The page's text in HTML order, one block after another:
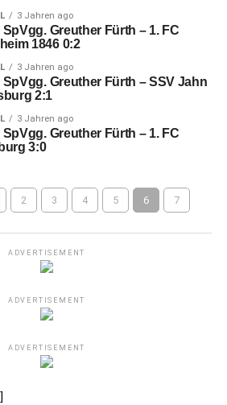
3 Jahren ago
SpVgg. Greuther Fürth – 1. FC
1846 0:2
3 Jahren ago
SpVgg. Greuther Fürth – SSV Jahn
2:1
3 Jahren ago
SpVgg. Greuther Fürth – 1. FC
3:0
2 3 4 5 6 7
ADVERTISEMENT
ADVERTISEMENT
ADVERTISEMENT